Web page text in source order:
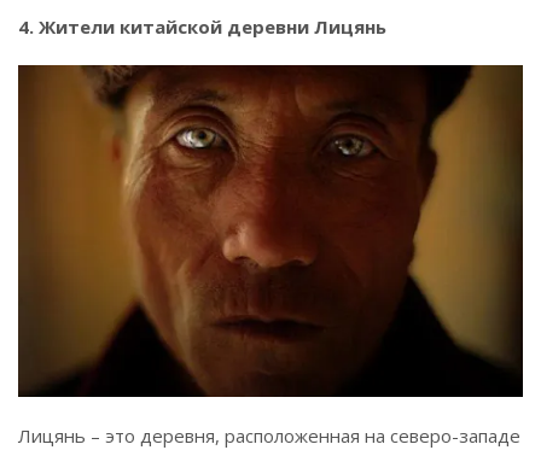
4. Жители китайской деревни Лицянь
Лицянь – это деревня, расположенная на северо-западе